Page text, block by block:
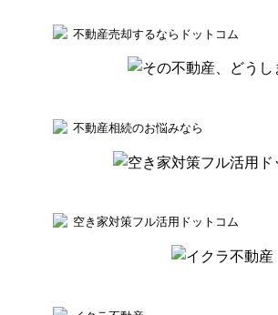
不動産売却するならドットコム
不動産相続のお悩みなら
空き家対策フル活用ドットコム